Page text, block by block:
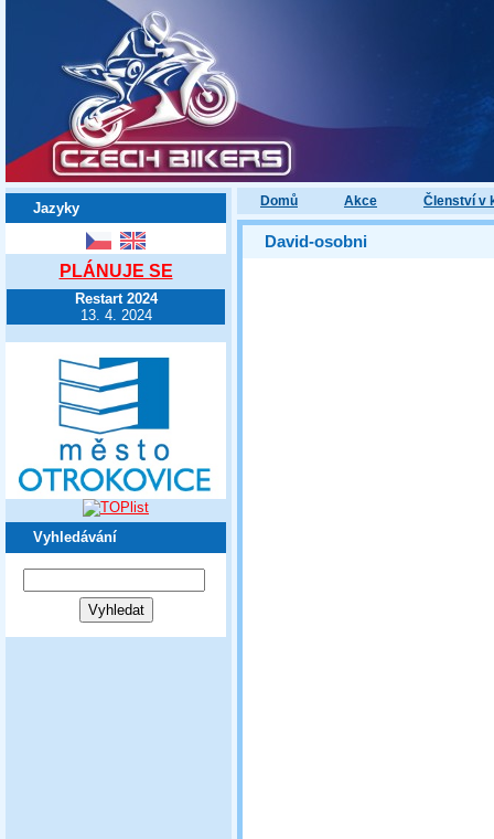
Domů Akce Členství v
Jazyky
PLÁNUJE SE
Restart 2024
13. 4. 2024
Vyhledávání
David-osobni